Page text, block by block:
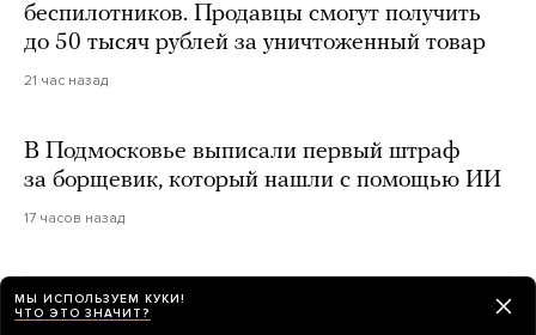
беспилотников. Продавцы смогут получить
до 50 тысяч рублей за уничтоженный товар
21 час назад
В Подмосковье выписали первый штраф
за борщевик, который нашли с помощью ИИ
17 часов назад
МЫ ИСПОЛЬЗУЕМ КУКИ!
ЧТО ЭТО ЗНАЧИТ?